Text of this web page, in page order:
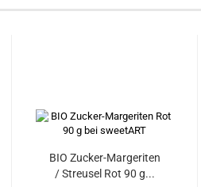
BIO Zucker-Margeriten
/ Streusel Rot 90 g...